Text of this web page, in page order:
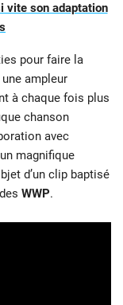
vite son adaptation
pour faire la
ampleur
à chaque fois plus
chanson
avec
magnifique
d’un clip baptisé
WWP.